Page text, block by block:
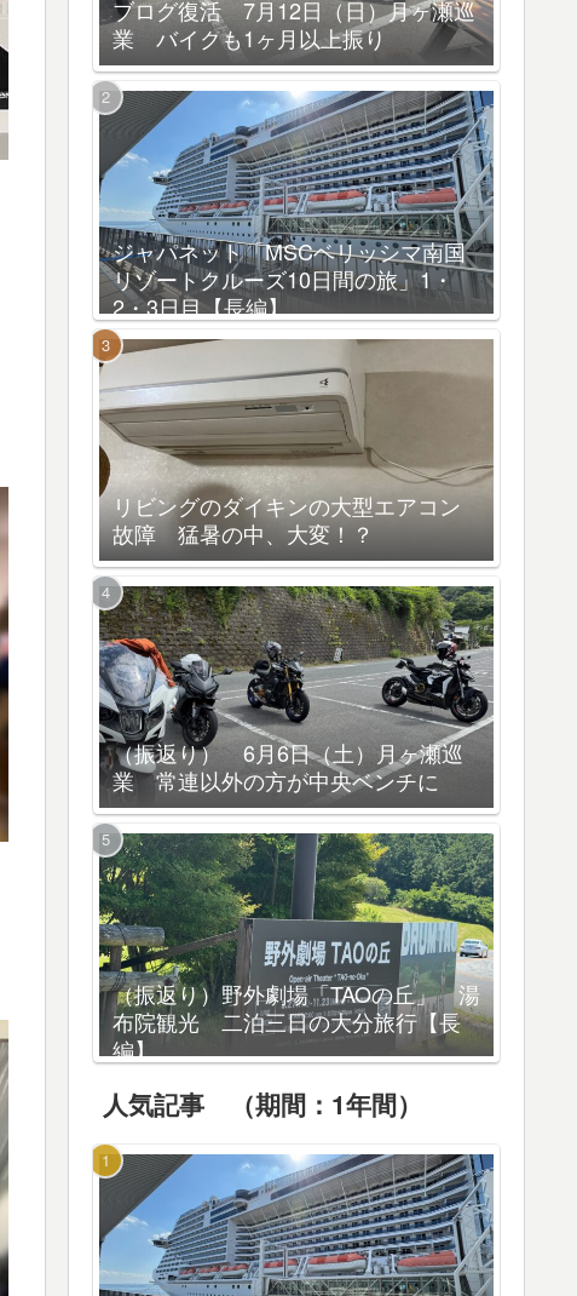
ブログ復活 7月12日（日）月ヶ瀬巡
業 バイクも1ヶ月以上振り
ジャパネット「MSCベリッシマ南国
リゾートクルーズ10日間の旅」1・
2・3日目【長編】
リビングのダイキンの大型エアコン
故障 猛暑の中、大変！？
（振返り） 6月6日（土）月ヶ瀬巡
業 常連以外の方が中央ベンチに
（振返り）野外劇場「TAOの丘」 湯
布院観光 二泊三日の大分旅行【長
編】
人気記事 （期間：1年間）